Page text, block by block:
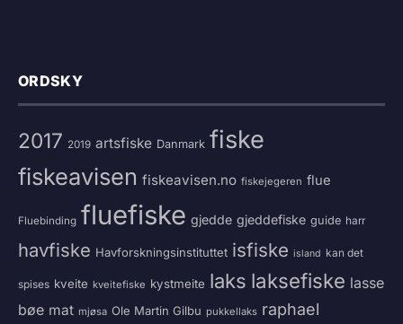
ORDSKY
2017 2019 artsfiske Danmark fiske
fiskeavisen fiskeavisen.no fiskejegeren flue
Fluebinding fluefiske gjedde gjeddefiske guide harr
havfiske Havforskningsinstituttet isfiske island kan det
spises kveite kveitefiske kystmeite laks laksefiske lasse
bøe mat mjøsa Ole Martin Gilbu pukkellaks raphael